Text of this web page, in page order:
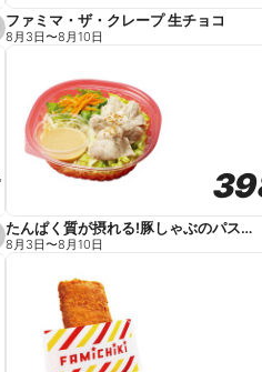
ファミマ・ザ・クレープ 生チョコ
8月3日〜8月10日
たんぱく質が摂れる!豚しゃぶのパスタサラダ
8月3日〜8月10日